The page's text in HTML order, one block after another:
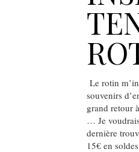
Le rotin
souvenirs
grand retour
… Je
dernière
15€ en